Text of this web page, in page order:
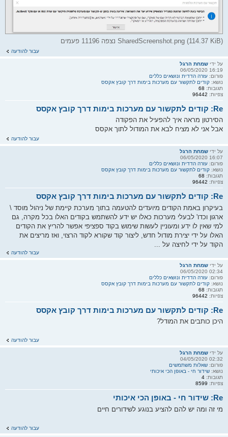
SharedScreenshot.png (114.37 KiB) נצפה 11196 פעמים
עבור להודעה
על ידי שמחת הרגל
16:19 06/05/2020
פורום: עזרה הדדית ונושאים כללים
נושא: קודים לתקשור עם מערכות בימות דרך קובץ אקסס
תגובות: 68
צפיות: 96442
Re: קודים לתקשור עם מערכות בימות דרך קובץ אקסס
הסירטון מראה איך להפעיל את הפקודה
אבל אני לא מציח לבא את המודול לתוך אקסס
עבור להודעה
על ידי שמחת הרגל
16:07 06/05/2020
פורום: עזרה הדדית ונושאים כללים
נושא: קודים לתקשור עם מערכות בימות דרך קובץ אקסס
תגובות: 68
צפיות: 96442
Re: קודים לתקשור עם מערכות בימות דרך קובץ אקסס
בעיקרון באמת הקודים מיועדים להטעמה בתוך מערכת קיימת של ניהול מוסד \
ארגון וכדו' לבעלי מערכות כאלו יש ידע להשתמש בקודים האלו בכל מקרה, גם
למי שאין לו ידע ומעוניין לעשות שימוש בקוד ספציפי אפשר להריץ את הקודים
האלו על ידי יצירת מודול חדש, ליצור קוד שקורא לקוד הרצוי, ואז מריצים את
הקוד על ידי לחיצה על ...
עבור להודעה
על ידי שמחת הרגל
02:34 06/05/2020
פורום: עזרה הדדית ונושאים כללים
נושא: קודים לתקשור עם מערכות בימות דרך קובץ אקסס
תגובות: 68
צפיות: 96442
Re: קודים לתקשור עם מערכות בימות דרך קובץ אקסס
היכן כותבים את המודל?
עבור להודעה
על ידי שמחת הרגל
02:32 04/05/2020
פורום: שאלות משתמשים
נושא: שידור חי - באופן הכי איכותי
תגובות: 4
צפיות: 8599
Re: שידור חי - באופן הכי איכותי
מי זה ומה יש להם להציע בנוגע לשידורים חיים
עבור להודעה